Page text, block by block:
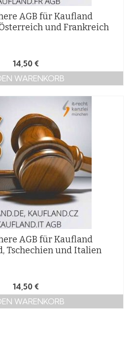
AGB für Kaufland
und Frankreich
14,50 €
WARENKORB
AGB für Kaufland
Tschechien und Italien
14,50 €
WARENKORB